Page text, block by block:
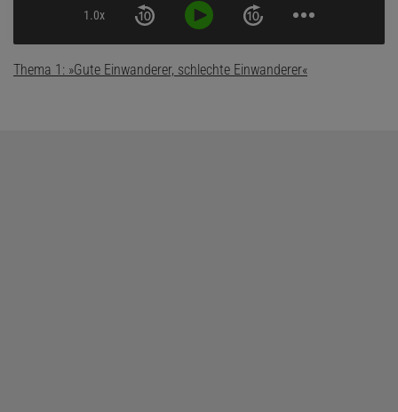
1.0x
Thema 1: »Gute Einwanderer, schlechte Einwanderer«